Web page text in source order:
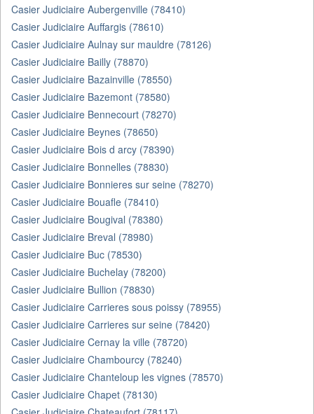
Casier Judiciaire Aubergenville (78410)
Casier Judiciaire Auffargis (78610)
Casier Judiciaire Aulnay sur mauldre (78126)
Casier Judiciaire Bailly (78870)
Casier Judiciaire Bazainville (78550)
Casier Judiciaire Bazemont (78580)
Casier Judiciaire Bennecourt (78270)
Casier Judiciaire Beynes (78650)
Casier Judiciaire Bois d arcy (78390)
Casier Judiciaire Bonnelles (78830)
Casier Judiciaire Bonnieres sur seine (78270)
Casier Judiciaire Bouafle (78410)
Casier Judiciaire Bougival (78380)
Casier Judiciaire Breval (78980)
Casier Judiciaire Buc (78530)
Casier Judiciaire Buchelay (78200)
Casier Judiciaire Bullion (78830)
Casier Judiciaire Carrieres sous poissy (78955)
Casier Judiciaire Carrieres sur seine (78420)
Casier Judiciaire Cernay la ville (78720)
Casier Judiciaire Chambourcy (78240)
Casier Judiciaire Chanteloup les vignes (78570)
Casier Judiciaire Chapet (78130)